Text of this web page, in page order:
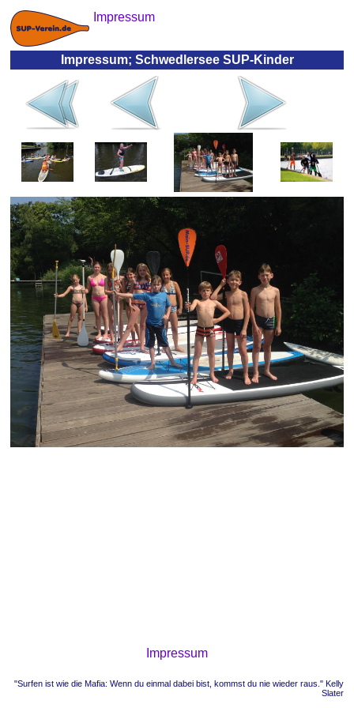
Impressum
Impressum; Schwedlersee SUP-Kinder
Impressum
"Surfen ist wie die Mafia: Wenn du einmal dabei bist, kommst du nie wieder raus." Kelly
Slater